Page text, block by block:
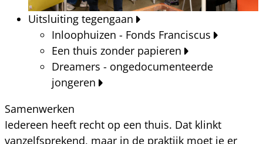
Uitsluiting tegengaan
Inloophuizen - Fonds Franciscus
Een thuis zonder papieren
Dreamers - ongedocumenteerde
jongeren
Samenwerken
Iedereen heeft recht op een thuis. Dat klinkt
vanzelfsprekend, maar in de praktijk moet je er